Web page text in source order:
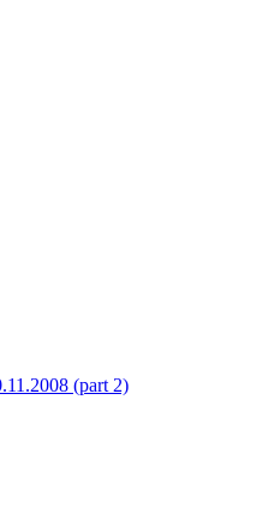
(part 2)